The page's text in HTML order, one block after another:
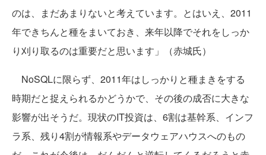
のは、まだあまりないと考えています。とはいえ、2011
年できちんと種をまいておき、来年以降でそれをしっか
り刈り取るのは重要だと思います」（赤城氏）
NoSQLに限らず、2011年はしっかりと種まきをする
時期だと捉えられるかどうかで、その後の成否に大きな
影響が出そうだ。現状のIT投資は、6割は基幹系、インフ
ラ系、残り4割が情報系やデータウェアハウスへのもの